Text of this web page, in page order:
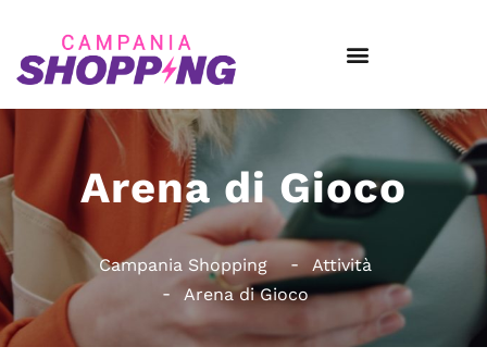
Arena di Gioco
Campania Shopping
Attività
Arena di Gioco